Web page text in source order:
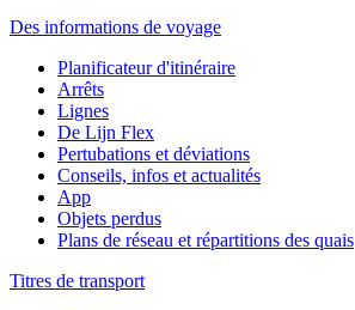
Des informations de voyage
Planificateur d'itinéraire
Arrêts
Lignes
De Lijn Flex
Pertubations et déviations
Conseils, infos et actualités
App
Objets perdus
Plans de réseau et répartitions des quais
Titres de transport